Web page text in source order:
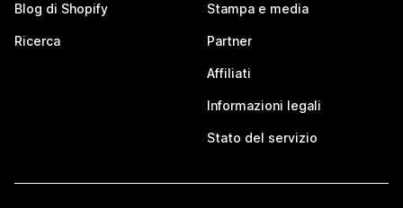
Blog di Shopify
Ricerca
Stampa e media
Partner
Affiliati
Informazioni legali
Stato del servizio